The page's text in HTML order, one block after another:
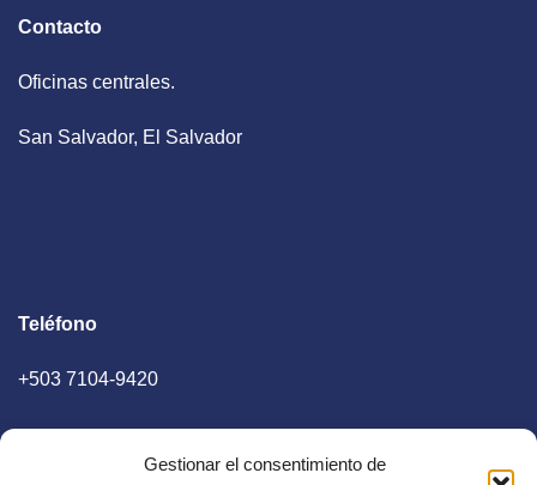
Gestionar el consentimiento de
Contacto
Oficinas centrales.
San Salvador, El Salvador
Teléfono
+503 7104-9420